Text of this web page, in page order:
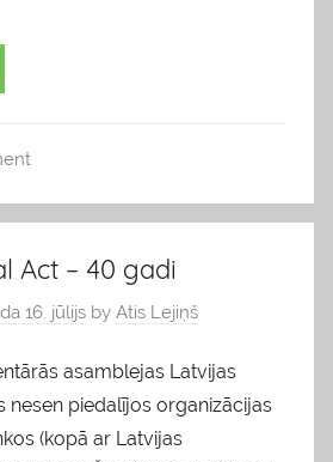
Act – 40 gadi
16. jūlijs by Atis Lejiņš
asamblejas Latvijas
nesen piedalījos organizācijas
(kopā ar Latvijas